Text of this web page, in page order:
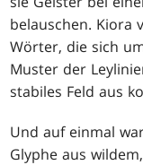
belauschen. Kiora
Wörter, die sich
Muster der
stabiles Feld aus
Und auf einmal
Glyphe aus